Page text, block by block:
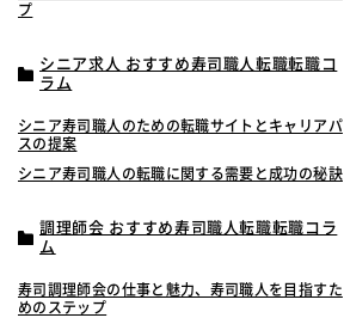
プ
シニア求人 おすすめ寿司職人転職転職コ
ラム
シニア寿司職人のための転職サイトとキャリアパ
スの提案
シニア寿司職人の転職に関する需要と成功の秘訣
調理師会 おすすめ寿司職人転職転職コラ
ム
寿司調理師会の仕事と魅力、寿司職人を目指すた
めのステップ